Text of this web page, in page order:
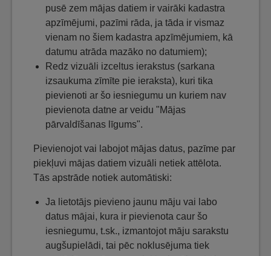
pusē zem mājas datiem ir vairāki kadastra
apzīmējumi, pazīmi rāda, ja tāda ir vismaz
vienam no šiem kadastra apzīmējumiem, kā
datumu atrāda mazāko no datumiem);
Redz vizuāli izceltus ierakstus (sarkana
izsaukuma zīmīte pie ieraksta), kuri tika
pievienoti ar šo iesniegumu un kuriem nav
pievienota datne ar veidu "Mājas
pārvaldīšanas līgums".
Pievienojot vai labojot mājas datus, pazīme par
piekļuvi mājas datiem vizuāli netiek attēlota.
Tās apstrāde notiek automātiski:
Ja lietotājs pievieno jaunu māju vai labo
datus mājai, kura ir pievienota caur šo
iesniegumu, t.sk., izmantojot māju sarakstu
augšupielādi, tai pēc noklusējuma tiek